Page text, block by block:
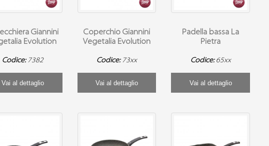
Giannini
Evolution
Codice: 7382
Vai al dettaglio
Coperchio Giannini
Vegetalia Evolution
Codice: 73xx
Vai al dettaglio
Padella bassa La
Pietra
Codice: 65xx
Vai al dettaglio